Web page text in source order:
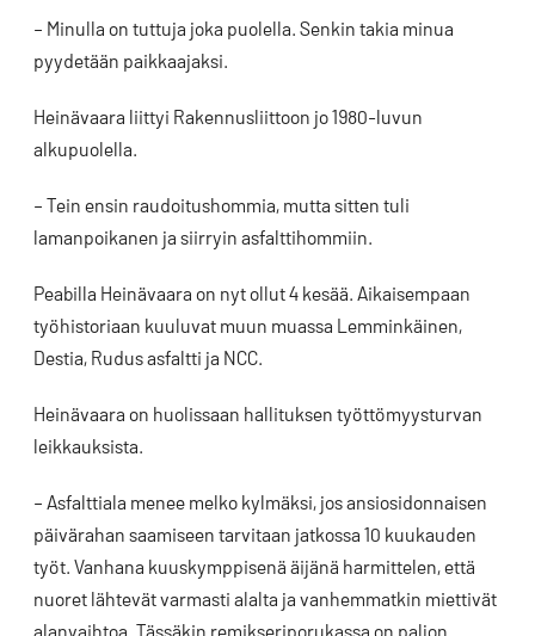
– Minulla on tuttuja joka puolella. Senkin takia minua
pyydetään paikkaajaksi.
Heinävaara liittyi Rakennusliittoon jo 1980-luvun
alkupuolella.
– Tein ensin raudoitushommia, mutta sitten tuli
lamanpoikanen ja siirryin asfalttihommiin.
Peabilla Heinävaara on nyt ollut 4 kesää. Aikaisempaan
työhistoriaan kuuluvat muun muassa Lemminkäinen,
Destia, Rudus asfaltti ja NCC.
Heinävaara on huolissaan hallituksen työttömyysturvan
leikkauksista.
– Asfalttiala menee melko kylmäksi, jos ansiosidonnaisen
päivärahan saamiseen tarvitaan jatkossa 10 kuukauden
työt. Vanhana kuuskymppisenä äijänä harmittelen, että
nuoret lähtevät varmasti alalta ja vanhemmatkin miettivät
alanvaihtoa. Tässäkin remikseriporukassa on paljon